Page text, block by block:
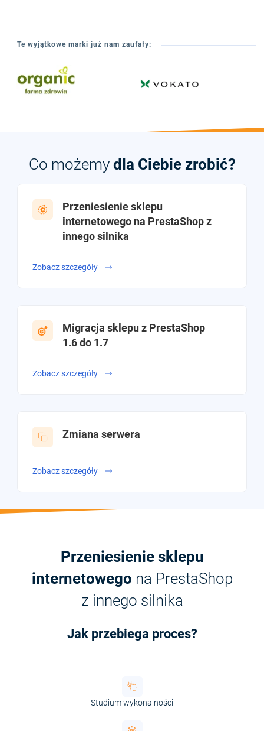
Te wyjątkowe marki już nam zaufały:
Co możemy dla Ciebie zrobić?
Przeniesienie sklepu
internetowego na PrestaShop z
innego silnika
Zobacz szczegóły
Migracja sklepu z PrestaShop
1.6 do 1.7
Zobacz szczegóły
Zmiana serwera
Zobacz szczegóły
Przeniesienie sklepu
internetowego na PrestaShop
z innego silnika
Jak przebiega proces?
Studium wykonalności